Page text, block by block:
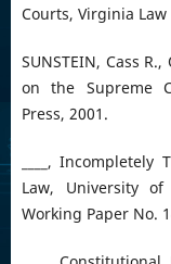
Courts, Virginia Law
SUNSTEIN, Cass
on the Supreme
Press, 2001.
____,
Law, University
Working Paper No.